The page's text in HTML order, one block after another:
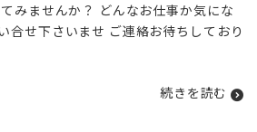
みませんか？ どんなお仕事か気にな
合せ下さいませ ご連絡お待ちしており
続きを読む